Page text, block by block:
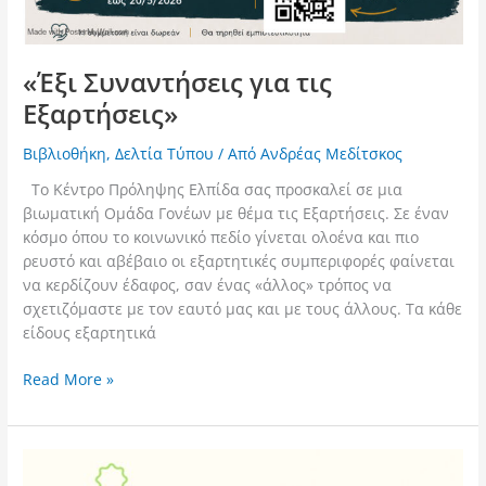
«Έξι Συναντήσεις για τις
Εξαρτήσεις»
Βιβλιοθήκη,Δελτία Τύπου / ΑπόΑνδρέας Μεδίτσκος
Το Κέντρο Πρόληψης Ελπίδα σας προσκαλεί σε μια
βιωματική Ομάδα Γονέων με θέμα τις Εξαρτήσεις. Σε έναν
κόσμο όπου το κοινωνικό πεδίο γίνεται ολοένα και πιο
ρευστό και αβέβαιο οι εξαρτητικές συμπεριφορές φαίνεται
να κερδίζουν έδαφος, σαν ένας «άλλος» τρόπος να
σχετιζόμαστε με τον εαυτό μας και με τους άλλους. Τα κάθε
είδους εξαρτητικά
Read More »
Ολοκλήρωση